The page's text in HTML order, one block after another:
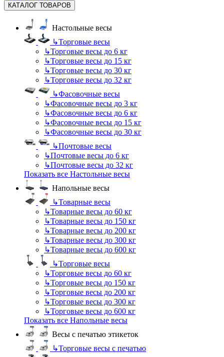
КАТАЛОГ ТОВАРОВ
Настольные весы
↳Торговые весы
↳Торговые весы до 6 кг
↳Торговые весы до 15 кг
↳Торговые весы до 30 кг
↳Торговые весы до 32 кг
↳Фасовочные весы
↳Фасовочные весы до 3 кг
↳Фасовочные весы до 6 кг
↳Фасовочные весы до 15 кг
↳Фасовочные весы до 30 кг
↳Почтовые весы
↳Почтовые весы до 6 кг
↳Почтовые весы до 32 кг
Показать все Настольные весы
Напольные весы
↳Товарные весы
↳Товарные весы до 60 кг
↳Товарные весы до 150 кг
↳Товарные весы до 200 кг
↳Товарные весы до 300 кг
↳Товарные весы до 600 кг
↳Торговые весы
↳Торговые весы до 60 кг
↳Торговые весы до 150 кг
↳Торговые весы до 200 кг
↳Торговые весы до 300 кг
↳Торговые весы до 600 кг
Показать все Напольные весы
Весы с печатью этикеток
↳Торговые весы с печатью